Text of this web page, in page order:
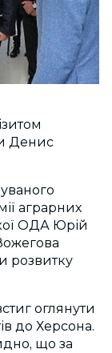
Денис
аграрних
ОДА Юрій
розвитку
оглянути
до Херсона.
що за